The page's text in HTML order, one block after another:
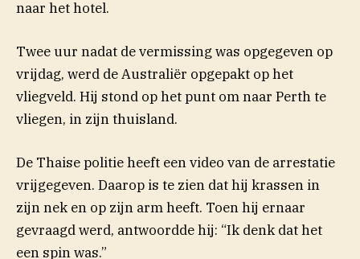
naar het hotel.
Twee uur nadat de vermissing was opgegeven op
vrijdag, werd de Australiër opgepakt op het
vliegveld. Hij stond op het punt om naar Perth te
vliegen, in zijn thuisland.
De Thaise politie heeft een video van de arrestatie
vrijgegeven. Daarop is te zien dat hij krassen in
zijn nek en op zijn arm heeft. Toen hij ernaar
gevraagd werd, antwoordde hij: “Ik denk dat het
een spin was.”